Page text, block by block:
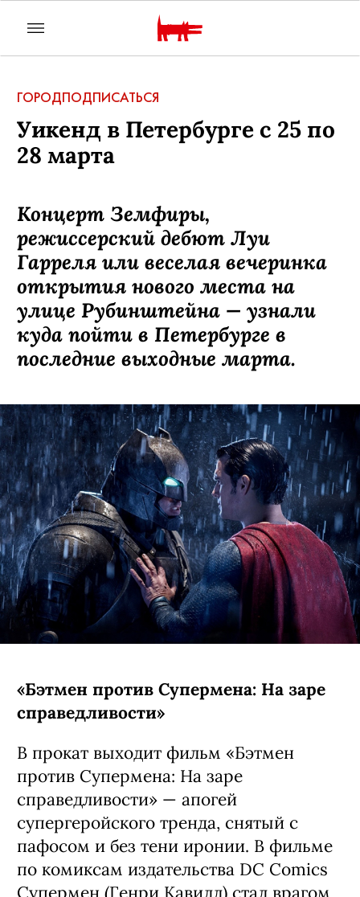
ГОРОДПОДПИСАТЬСЯ
Уикенд в Петербурге с 25 по
28 марта
Концерт Земфиры,
режиссерский дебют Луи
Гарреля или веселая вечеринка
открытия нового места на
улице Рубинштейна — узнали
куда пойти в Петербурге в
последние выходные марта.
«Бэтмен против Супермена: На заре
справедливости»
В прокат выходит фильм «Бэтмен
против Супермена: На заре
справедливости» — апогей
супергеройского тренда, снятый с
пафосом и без тени иронии. В фильме
по комиксам издательства DC Comics
Супермен (Генри Кавилл) стал врагом